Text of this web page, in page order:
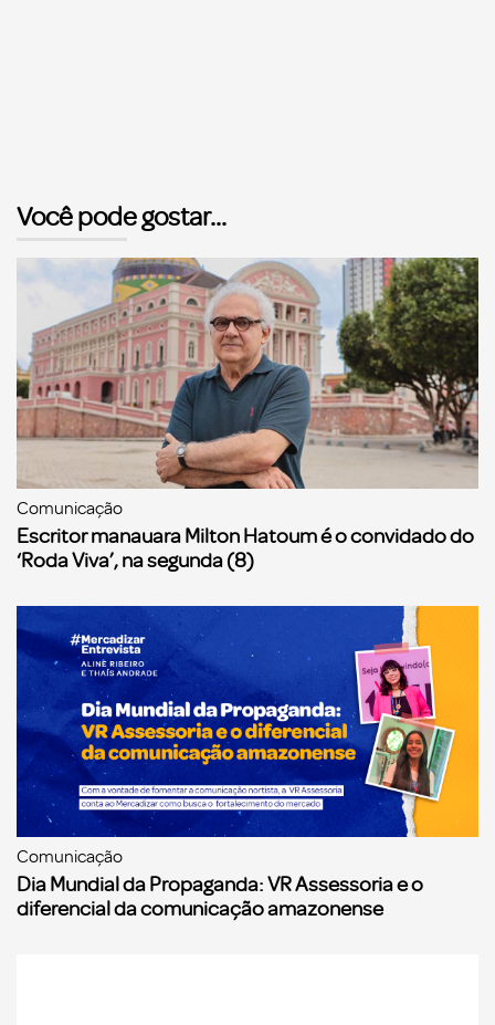
Você pode gostar...
Comunicação
Escritor manauara Milton Hatoum é o convidado do
‘Roda Viva’, na segunda (8)
Comunicação
Dia Mundial da Propaganda: VR Assessoria e o
diferencial da comunicação amazonense